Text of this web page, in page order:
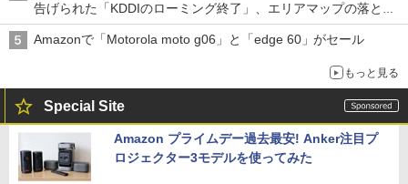
告げられた「KDDIのローミング終了」、エリアマップの落とし
穴と楽天モバイルの課題
Amazonで「Motorola moto g06」と「edge 60」がセール
もっと見る
Special Site
Amazon プライムデー過去最安! Anker注目プ
ロジェクター3モデルを使ってみた